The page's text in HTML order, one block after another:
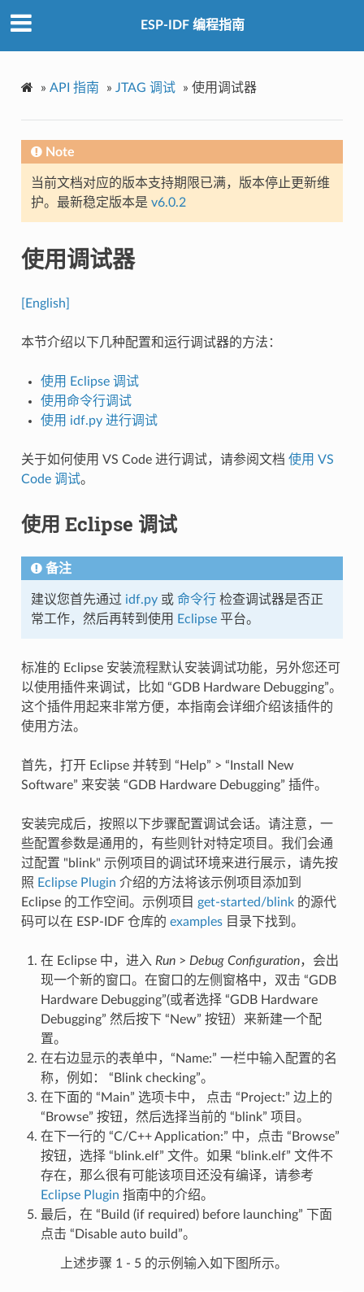
ESP-IDF 编程指南
» API 指南 » JTAG 调试 » 使用调试器
Note
当前文档对应的版本支持期限已满，版本停止更新维
护。最新稳定版本是 v6.0.2
使用调试器
[English]
本节介绍以下几种配置和运行调试器的方法：
使用 Eclipse 调试
使用命令行调试
使用 idf.py 进行调试
关于如何使用 VS Code 进行调试，请参阅文档 使用 VS
Code 调试。
使用 Eclipse 调试
备注
建议您首先通过 idf.py或 命令行检查调试器是否正
常工作，然后再转到使用
Eclipse平台。
标准的 Eclipse 安装流程默认安装调试功能，另外您还可
以使用插件来调试，比如 “GDB Hardware Debugging”。
这个插件用起来非常方便，本指南会详细介绍该插件的
使用方法。
首先，打开 Eclipse 并转到 “Help” > “Install New
Software” 来安装 “GDB Hardware Debugging” 插件。
安装完成后，按照以下步骤配置调试会话。请注意，一
些配置参数是通用的，有些则针对特定项目。我们会通
过配置 "blink" 示例项目的调试环境来进行展示，请先按
照 Eclipse Plugin 介绍的方法将该示例项目添加到
Eclipse 的工作空间。示例项目 get-started/blink的源代
码可以在 ESP-IDF 仓库的 examples目录下找到。
在 Eclipse 中，进入 Run> Debug Configuration，会出
现一个新的窗口。在窗口的左侧窗格中，双击 “GDB
Hardware Debugging”(或者选择 “GDB Hardware
Debugging” 然后按下 “New” 按钮）来新建一个配
置。
在右边显示的表单中，“Name:” 一栏中输入配置的名
称，例如： “Blink checking”。
在下面的 “Main” 选项卡中， 点击 “Project:” 边上的
“Browse” 按钮，然后选择当前的 “blink” 项目。
在下一行的 “C/C++ Application:” 中，点击 “Browse”
按钮，选择 “blink.elf” 文件。如果 “blink.elf” 文件不
存在，那么很有可能该项目还没有编译，请参考
Eclipse Plugin 指南中的介绍。
最后，在 “Build (if required) before launching” 下面
点击 “Disable auto build”。
上述步骤 1 - 5 的示例输入如下图所示。